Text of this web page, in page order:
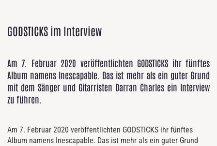
GODSTICKS im Interview
Am 7. Februar 2020 veröffentlichten GODSTICKS ihr fünftes
Album namens Inescapable. Das ist mehr als ein guter Grund
mit dem Sänger und Gitarristen Darran Charles ein Interview
zu führen.
Am 7. Februar 2020 veröffentlichten GODSTICKS ihr fünftes
Album namens Inescapable. Das ist mehr als ein guter Grund